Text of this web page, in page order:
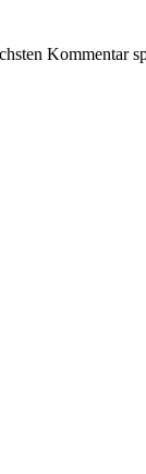
Kommentar